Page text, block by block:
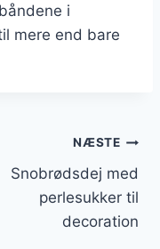
i
mere end bare
NÆSTE
Snobrødsdej med
perlesukker til
decoration